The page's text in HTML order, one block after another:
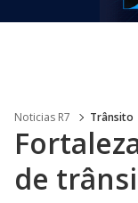
Noticias R7 Trânsito
de